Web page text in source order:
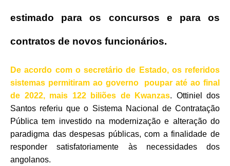
estimado para os concursos e para os
contratos de novos funcionários.
De acordo com o secretário de Estado, os referidos
sistemas permitiram ao governo poupar até ao final
de 2022, mais 122 biliões de Kwanzas. Ottiniel dos
Santos referiu que o Sistema Nacional de Contratação
Pública tem investido na modernização e alteração do
paradigma das despesas públicas, com a finalidade de
responder satisfatoriamente às necessidades dos
angolanos.